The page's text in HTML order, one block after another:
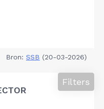
Bron: SSB (20-03-2026)
Filters